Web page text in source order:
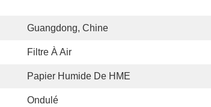
Guangdong, Chine
Filtre À Air
Papier Humide De HME
Ondulé